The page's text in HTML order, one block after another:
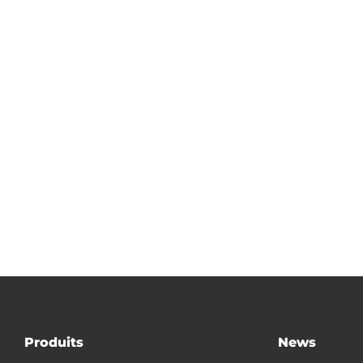
Produits News